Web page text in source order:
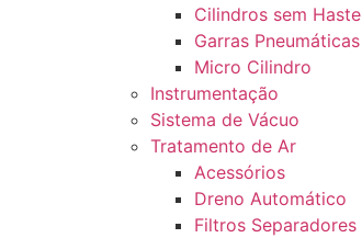
Cilindros sem Haste
Garras Pneumáticas
Micro Cilindro
Instrumentação
Sistema de Vácuo
Tratamento de Ar
Acessórios
Dreno Automático
Filtros Separadores